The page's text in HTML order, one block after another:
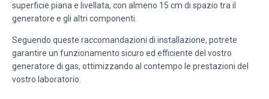
superficie piana e livellata, con almeno 15 cm di spazio tra il
generatore e gli altri componenti.
Seguendo queste raccomandazioni di installazione, potrete
garantire un funzionamento sicuro ed efficiente del vostro
generatore di gas, ottimizzando al contempo le prestazioni del
vostro laboratorio.